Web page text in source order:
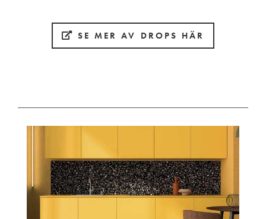
SE MER AV DROPS HÄR